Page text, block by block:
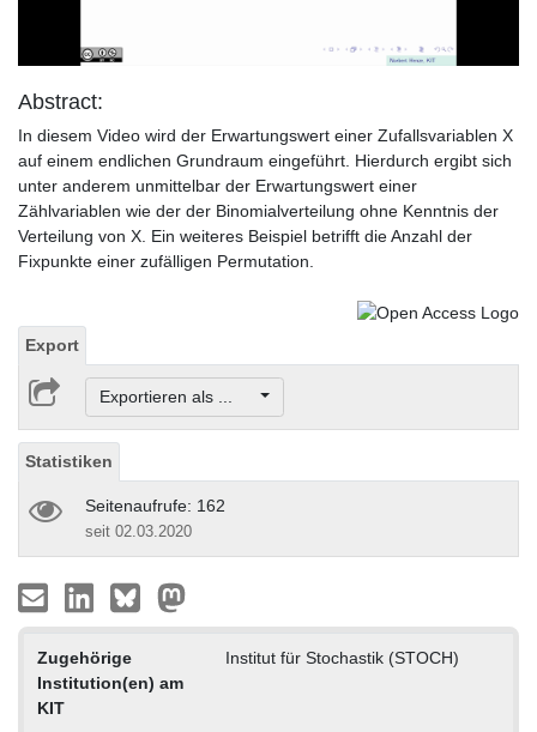
Abstract:
In diesem Video wird der Erwartungswert einer Zufallsvariablen X
auf einem endlichen Grundraum eingeführt. Hierdurch ergibt sich
unter anderem unmittelbar der Erwartungswert einer
Zählvariablen wie der der Binomialverteilung ohne Kenntnis der
Verteilung von X. Ein weiteres Beispiel betrifft die Anzahl der
Fixpunkte einer zufälligen Permutation.
Export
Exportieren als ...
Statistiken
Seitenaufrufe: 162
seit 02.03.2020
Zugehörige
Institution(en) am
KIT
Institut für Stochastik (STOCH)